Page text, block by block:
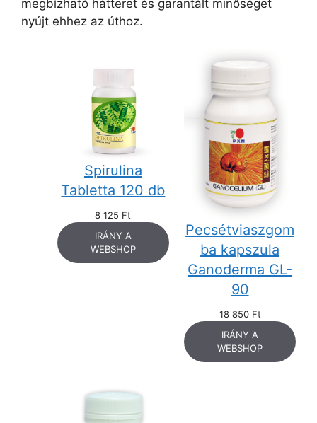
megbízható hátteret és garantált minőséget
nyújt ehhez az úthoz.
Spirulina
Tabletta 120 db
8 125 Ft
IRÁNY A
WEBSHOP
Pecsétviaszgom
ba kapszula
Ganoderma GL-
90
18 850 Ft
IRÁNY A
WEBSHOP